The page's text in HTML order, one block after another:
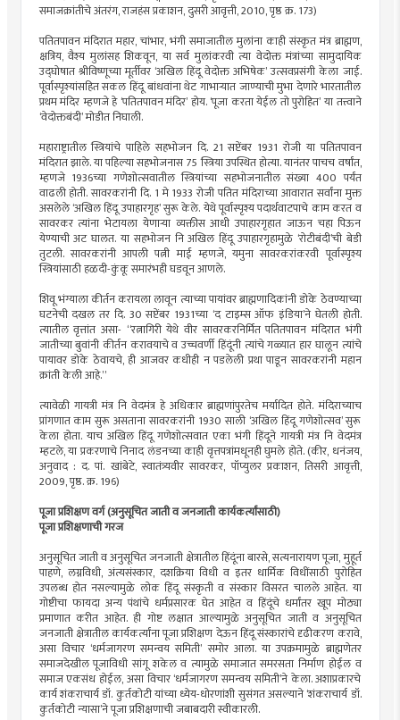
समाजक्रांतीचे अंतरंग, राजहंस प्रकाशन, दुसरी आवृत्ती, 2010, पृष्ठ क्र. 173)
पतितपावन मंदिरात महार, चांभार, भंगी समाजातील मुलांना काही संस्कृत मंत्र ब्राह्मण,
क्षत्रिय, वैश्य मुलांसह शिकवून, या सर्व मुलांकरवी त्या वेदोक्त मंत्रांच्या सामुदायिक
उद्घोषात श्रीविष्णूच्या मूर्तीवर ‘अखिल हिंदू वेदोक्त अभिषेक’ उत्सवप्रसंगी केला जाई.
पूर्वास्पृश्यांसहित सकल हिंदू बांधवांना थेट गाभार्‍यात जाण्याची मुभा देणारे भारतातील
प्रथम मंदिर म्हणजे हे ‘पतितपावन मंदिर’ होय. ‘पूजा करता येईल तो पुरोहित’ या तत्त्वाने
‘वेदोक्तबंदी’ मोडीत निघाली.
महाराष्ट्रातील स्त्रियांचे पाहिले सहभोजन दि. 21 सप्टेंबर 1931 रोजी या पतितपावन
मंदिरात झाले. या पहिल्या सहभोजनास 75 स्त्रिया उपस्थित होत्या. यानंतर पाचच वर्षांत,
म्हणजे 1936च्या गणेशोत्सवातील स्त्रियांच्या सहभोजनातील संख्या 400 पर्यंत
वाढली होती. सावरकरांनी दि. 1 मे 1933 रोजी पतित मंदिराच्या आवारात सर्वांना मुक्त
असलेले ‘अखिल हिंदू उपाहारगृह’ सुरू केले. येथे पूर्वास्पृश्य पदार्थवाटपाचे काम करत व
सावरकर त्यांना भेटायला येणार्‍या व्यक्तीस आधी उपाहारगृहात जाऊन चहा पिऊन
येण्याची अट घालत. या सहभोजन नि अखिल हिंदू उपाहारगृहामुळे ‘रोटीबंदी’ची बेडी
तुटली. सावरकरांनी आपली पत्नी माई म्हणजे, यमुना सावरकरांकरवी पूर्वास्पृश्य
स्त्रियांसाठी हळदी-कुंकू समारंभही घडवून आणले.
शिवू भंग्याला कीर्तन करायला लावून त्याच्या पायांवर ब्राह्मणादिकांनी डोके ठेवण्याच्या
घटनेची दखल तर दि. 30 सप्टेंबर 1931च्या ‘द टाइम्स ऑफ इंडिया’ने घेतली होती.
त्यातील वृत्तांत असा- “रत्नागिरी येथे वीर सावरकरनिर्मित पतितपावन मंदिरात भंगी
जातीच्या बुवांनी कीर्तन करावयाचे व उच्चवर्णी हिंदूंनी त्यांचे गळ्यात हार घालून त्यांचे
पायावर डोके ठेवायचे, ही आजवर कधीही न पडलेली प्रथा पाडून सावरकरांनी महान
क्रांती केली आहे.”
त्यावेळी गायत्री मंत्र नि वेदमंत्र हे अधिकार ब्राह्मणांपुरतेच मर्यादित होते. मंदिराच्याच
प्रांगणात काम सुरू असताना सावरकरांनी 1930 साली ‘अखिल हिंदू गणेशोत्सव’ सुरू
केला होता. याच अखिल हिंदू गणेशोत्सवात एका भंगी हिंदूने गायत्री मंत्र नि वेदमंत्र
म्हटले, या प्रकरणाचे निनाद लंडनच्या काही वृत्तपत्रांमधूनही घुमले होते. (कीर, धनंजय,
अनुवाद : द. पां. खांबेटे, स्वातंत्र्यवीर सावरकर, पॉप्युलर प्रकाशन, तिसरी आवृत्ती,
2009, पृष्ठ. क्र. 196)
पूजा प्रशिक्षण वर्ग (अनुसूचित जाती व जनजाती कार्यकर्त्यांसाठी)
पूजा प्रशिक्षणाची गरज
अनुसूचित जाती व अनुसूचित जनजाती क्षेत्रातील हिंदूंना बारसे, सत्यनारायण पूजा, मुहूर्त
पाहणे, लग्नविधी, अंत्यसंस्कार, दशक्रिया विधी व इतर धार्मिक विधींसाठी पुरोहित
उपलब्ध होत नसल्यामुळे लोक हिंदू संस्कृती व संस्कार विसरत चालले आहेत. या
गोष्टीचा फायदा अन्य पंथांचे धर्मप्रसारक घेत आहेत व हिंदूंचे धर्मांतर खूप मोठ्या
प्रमाणात करीत आहेत. ही गोष्ट लक्षात आल्यामुळे अनुसूचित जाती व अनुसूचित
जनजाती क्षेत्रातील कार्यकर्त्यांना पूजा प्रशिक्षण देऊन हिंदू संस्कारांचे दृढीकरण करावे,
असा विचार ‘धर्मजागरण समन्वय समिती’ समोर आला. या उपक्रमामुळे ब्राह्मणेतर
समाजदेखील पूजाविधी सांगू शकेल व त्यामुळे समाजात समरसता निर्माण होईल व
समाज एकसंध होईल, असा विचार ‘धर्मजागरण समन्वय समिती’ने केला. अशाप्रकारचे
कार्य शंकराचार्य डॉ. कुर्तकोटी यांच्या ध्येय-धोरणांशी सुसंगत असल्याने ‘शंकराचार्य डॉ.
कुर्तकोटी न्यासा’ने पूजा प्रशिक्षणाची जबाबदारी स्वीकारली.